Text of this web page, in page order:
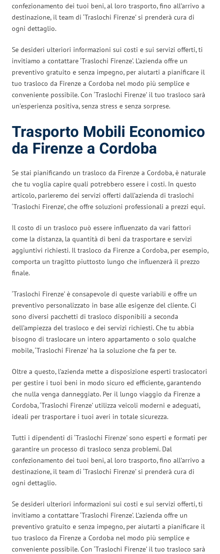
confezionamento dei tuoi beni, al loro trasporto, fino all’arrivo a
destinazione, il team di ‘Traslochi Firenze’ si prenderà cura di
ogni dettaglio.
Se desideri ulteriori informazioni sui costi e sui servizi offerti, ti
invitiamo a contattare ‘Traslochi Firenze’. L’azienda offre un
preventivo gratuito e senza impegno, per aiutarti a pianificare il
tuo trasloco da Firenze a Cordoba nel modo più semplice e
conveniente possibile. Con ‘Traslochi Firenze’ il tuo trasloco sarà
un’esperienza positiva, senza stress e senza sorprese.
Trasporto Mobili Economico
da Firenze a Cordoba
Se stai pianificando un trasloco da Firenze a Cordoba, è naturale
che tu voglia capire quali potrebbero essere i costi. In questo
articolo, parleremo dei servizi offerti dall’azienda di traslochi
‘Traslochi Firenze’, che offre soluzioni professionali a prezzi equi.
Il costo di un trasloco può essere influenzato da vari fattori
come la distanza, la quantità di beni da trasportare e servizi
aggiuntivi richiesti. Il trasloco da Firenze a Cordoba, per esempio,
comporta un tragitto piuttosto lungo che influenzerà il prezzo
finale.
‘Traslochi Firenze’ è consapevole di queste variabili e offre un
preventivo personalizzato in base alle esigenze del cliente. Ci
sono diversi pacchetti di trasloco disponibili a seconda
dell’ampiezza del trasloco e dei servizi richiesti. Che tu abbia
bisogno di traslocare un intero appartamento o solo qualche
mobile, ‘Traslochi Firenze’ ha la soluzione che fa per te.
Oltre a questo, l’azienda mette a disposizione esperti traslocatori
per gestire i tuoi beni in modo sicuro ed efficiente, garantendo
che nulla venga danneggiato. Per il lungo viaggio da Firenze a
Cordoba, ‘Traslochi Firenze’ utilizza veicoli moderni e adeguati,
ideali per trasportare i tuoi averi in totale sicurezza.
Tutti i dipendenti di ‘Traslochi Firenze’ sono esperti e formati per
garantire un processo di trasloco senza problemi. Dal
confezionamento dei tuoi beni, al loro trasporto, fino all’arrivo a
destinazione, il team di ‘Traslochi Firenze’ si prenderà cura di
ogni dettaglio.
Se desideri ulteriori informazioni sui costi e sui servizi offerti, ti
invitiamo a contattare ‘Traslochi Firenze’. L’azienda offre un
preventivo gratuito e senza impegno, per aiutarti a pianificare il
tuo trasloco da Firenze a Cordoba nel modo più semplice e
conveniente possibile. Con ‘Traslochi Firenze’ il tuo trasloco sarà